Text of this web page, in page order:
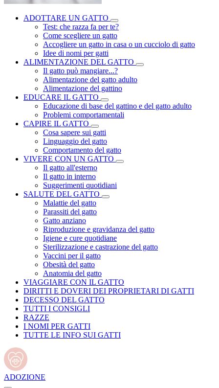
ADOTTARE UN GATTO
Test: che razza fa per te?
Come scegliere un gatto
Accogliere un gatto in casa o un cucciolo di gatto
Idee di nomi per gatti
ALIMENTAZIONE DEL GATTO
Il gatto può mangiare...?
Alimentazione del gatto adulto
Alimentazione del gattino
EDUCARE IL GATTO
Educazione di base del gattino e del gatto adulto
Problemi comportamentali
CAPIRE IL GATTO
Cosa sapere sui gatti
Linguaggio del gatto
Comportamento del gatto
VIVERE CON UN GATTO
Il gatto all'esterno
Il gatto in interno
Suggerimenti quotidiani
SALUTE DEL GATTO
Malattie del gatto
Parassiti del gatto
Gatto anziano
Riproduzione e gravidanza del gatto
Igiene e cure quotidiane
Sterilizzazione e castrazione del gatto
Vaccini per il gatto
Obesità del gatto
Anatomia del gatto
VIAGGIARE CON IL GATTO
DIRITTI E DOVERI DEI PROPRIETARI DI GATTI
DECESSO DEL GATTO
TUTTI I CONSIGLI
RAZZE
I NOMI PER GATTI
TUTTE LE INFO SUI GATTI
ADOZIONE